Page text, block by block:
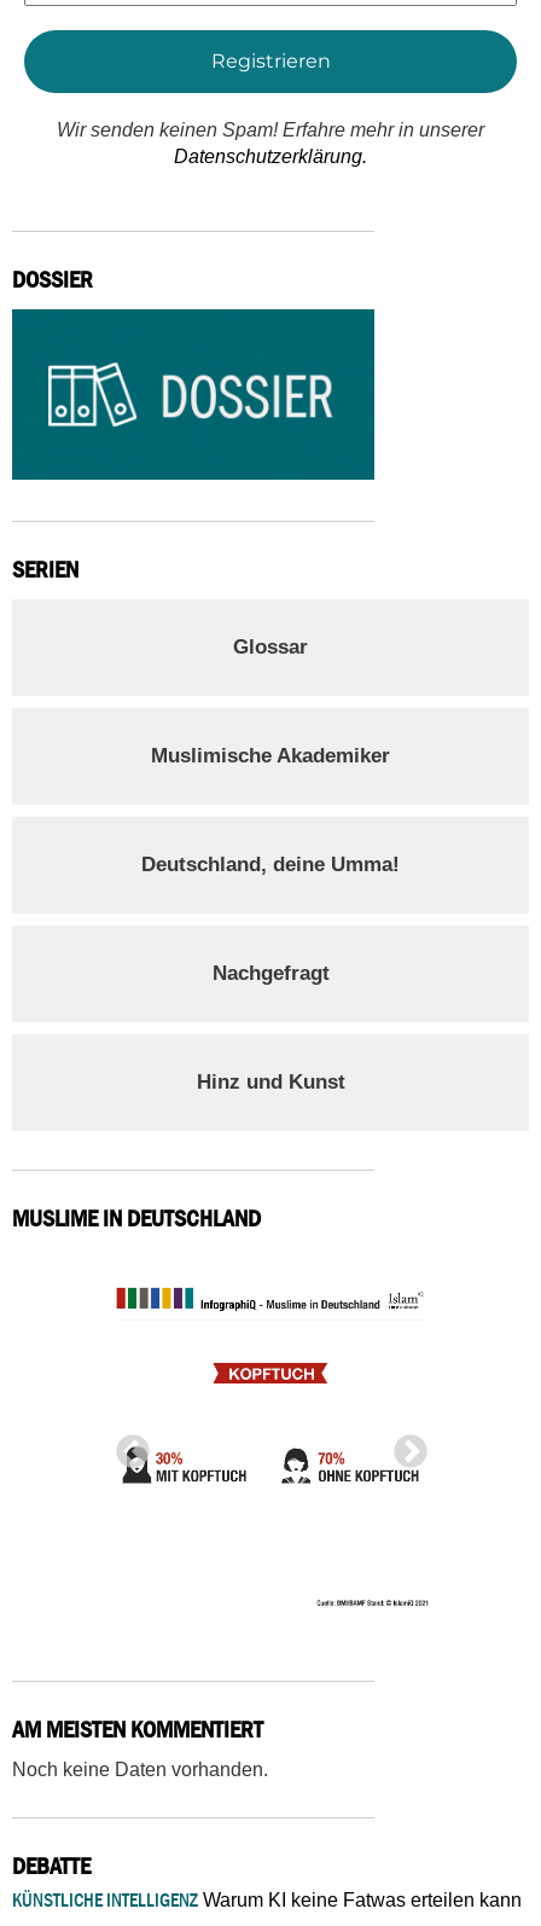
*
Wir senden keinen Spam! Erfahre mehr in unserer
Datenschutzerklärung.
DOSSIER
SERIEN
Glossar
Muslimische Akademiker
Deutschland, deine Umma!
Nachgefragt
Hinz und Kunst
MUSLIME IN DEUTSCHLAND
AM MEISTEN KOMMENTIERT
Noch keine Daten vorhanden.
DEBATTE
KÜNSTLICHE INTELLIGENZ Warum KI keine Fatwas erteilen kann